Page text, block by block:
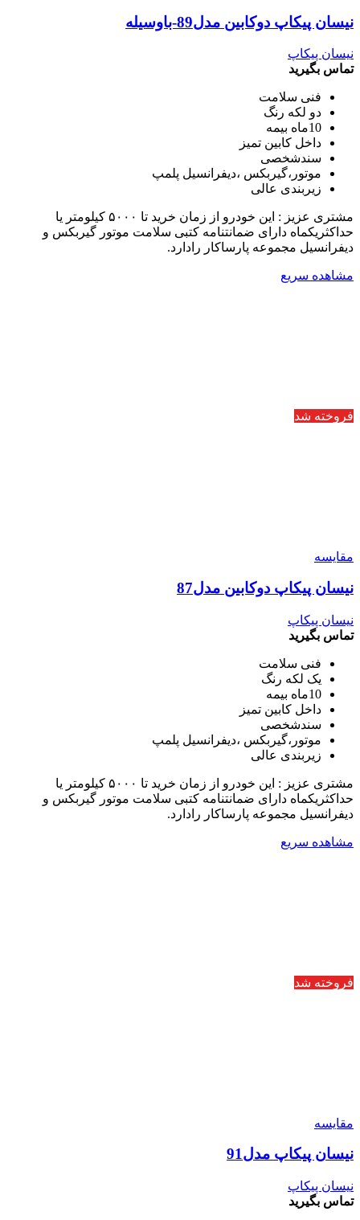
نیسان پیکاپ دوکابین مدل89-باوسیله
نیسان پیکاپ
تماس بگیرید
فنی سلامت
دو لکه رنگ
10ماه بیمه
داخل کابین تمیز
سندشخصی
موتور،گیربکس ،دیفرانسیل پلمپ
زیربندی عالی
مشتری عزیز : این خودرو از زمان خرید تا ۵۰۰۰ کیلومتر یا
حداکثریکماه دارای ضمانتنامه کتبی سلامت موتور گیربکس و
دیفرانسیل مجموعه پارساکار رادارد.
مشاهده سریع
فروخته شد
مقایسه
نیسان پیکاپ دوکابین مدل87
نیسان پیکاپ
تماس بگیرید
فنی سلامت
یک لکه رنگ
10ماه بیمه
داخل کابین تمیز
سندشخصی
موتور،گیربکس ،دیفرانسیل پلمپ
زیربندی عالی
مشتری عزیز : این خودرو از زمان خرید تا ۵۰۰۰ کیلومتر یا
حداکثریکماه دارای ضمانتنامه کتبی سلامت موتور گیربکس و
دیفرانسیل مجموعه پارساکار رادارد.
مشاهده سریع
فروخته شد
مقایسه
نیسان پیکاپ مدل91
نیسان پیکاپ
تماس بگیرید